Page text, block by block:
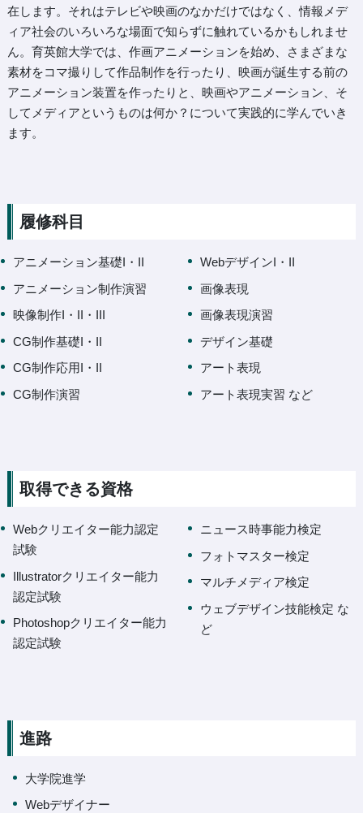
在します。それはテレビや映画のなかだけではなく、情報メデ
ィア社会のいろいろな場面で知らずに触れているかもしれませ
ん。育英館大学では、作画アニメーションを始め、さまざまな
素材をコマ撮りして作品制作を行ったり、映画が誕生する前の
アニメーション装置を作ったりと、映画やアニメーション、そ
してメディアというものは何か？について実践的に学んでいき
ます。
履修科目
アニメーション基礎I・II
アニメーション制作演習
映像制作I・II・III
CG制作基礎I・II
CG制作応用I・II
CG制作演習
WebデザインI・II
画像表現
画像表現演習
デザイン基礎
アート表現
アート表現実習 など
取得できる資格
Webクリエイター能力認定
試験
Illustratorクリエイター能力
認定試験
Photoshopクリエイター能力
認定試験
ニュース時事能力検定
フォトマスター検定
マルチメディア検定
ウェブデザイン技能検定 な
ど
進路
大学院進学
Webデザイナー